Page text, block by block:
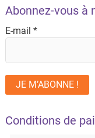
Abonnez-vous à
E-mail *
Conditions de